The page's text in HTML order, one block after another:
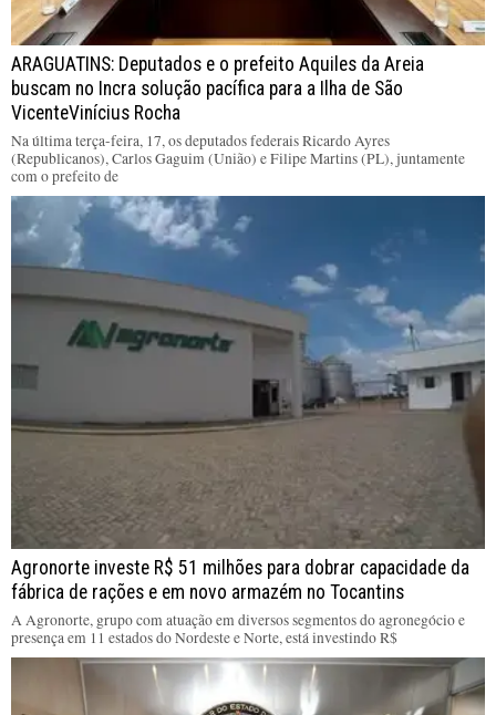
ARAGUATINS: Deputados e o prefeito Aquiles da Areia
buscam no Incra solução pacífica para a Ilha de São
VicenteVinícius Rocha
Na última terça-feira, 17, os deputados federais Ricardo Ayres
(Republicanos), Carlos Gaguim (União) e Filipe Martins (PL), juntamente
com o prefeito de
Agronorte investe R$ 51 milhões para dobrar capacidade da
fábrica de rações e em novo armazém no Tocantins
A Agronorte, grupo com atuação em diversos segmentos do agronegócio e
presença em 11 estados do Nordeste e Norte, está investindo R$